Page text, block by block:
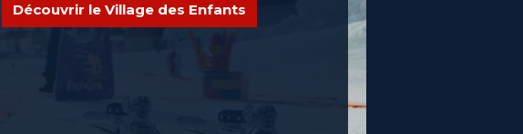
Découvrir le Village des Enfants